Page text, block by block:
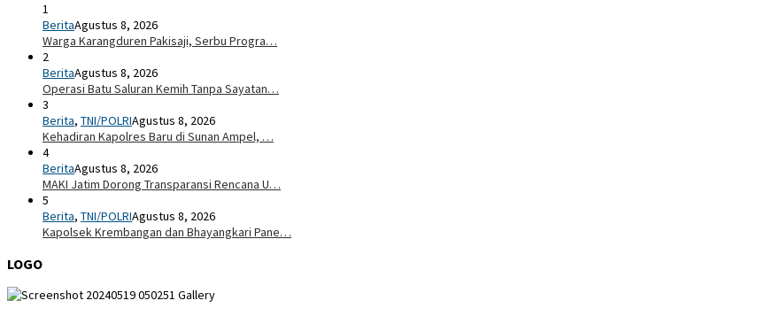
1
BeritaAgustus 8, 2026
Warga Karangduren Pakisaji, Serbu Progra…
2
BeritaAgustus 8, 2026
Operasi Batu Saluran Kemih Tanpa Sayatan…
3
Berita, TNI/POLRIAgustus 8, 2026
Kehadiran Kapolres Baru di Sunan Ampel, …
4
BeritaAgustus 8, 2026
MAKI Jatim Dorong Transparansi Rencana U…
5
Berita, TNI/POLRIAgustus 8, 2026
Kapolsek Krembangan dan Bhayangkari Pane…
LOGO